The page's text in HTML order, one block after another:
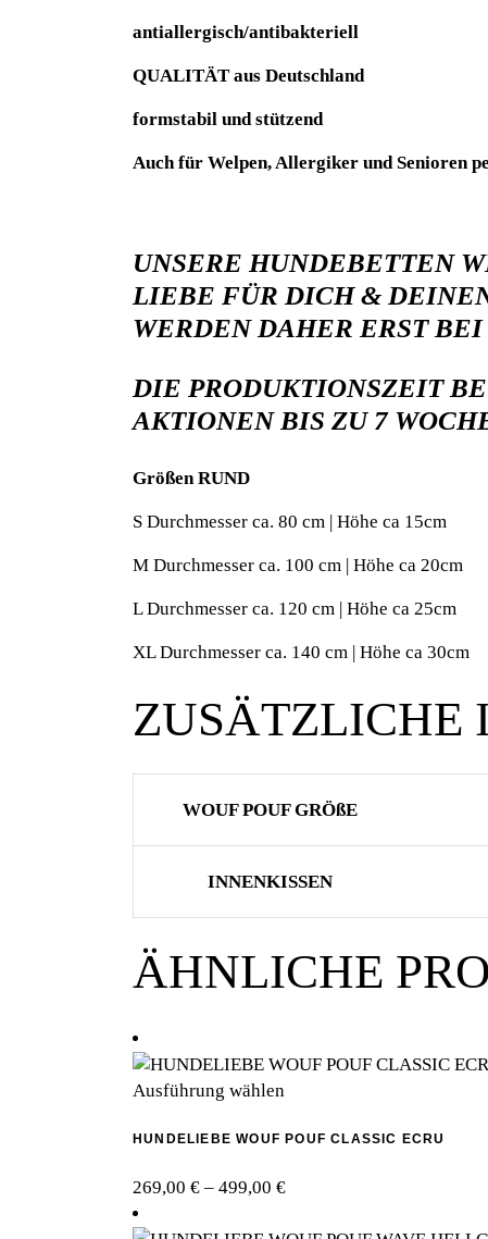
antiallergisch/antibakteriell
QUALITÄT aus Deutschland
formstabil und stützend
Auch für Welpen, Allergiker und Senioren
UNSERE HUNDEBETTEN
LIEBE FÜR DICH &
WERDEN DAHER ERST
DIE PRODUKTIONSZEIT
AKTIONEN BIS ZU 7
Größen RUND
S Durchmesser ca. 80 cm | Höhe ca 15cm
M Durchmesser ca. 100 cm | Höhe ca 20cm
L Durchmesser ca. 120 cm | Höhe ca 25cm
XL Durchmesser ca. 140 cm | Höhe ca 30cm
ZUSÄTZLICHE
WOUF POUF GRÖßE
INNENKISSEN
ÄHNLICHE
Ausführung wählen
weist
Varianten
HUNDELIEBE WOUF POUF CLASSIC ECRU
269,00 € – 499,00 €Preisspanne: